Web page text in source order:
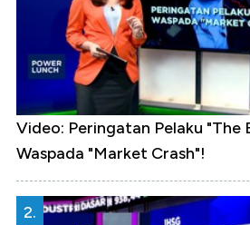
Video: Peringatan Pelaku "The
Waspada "Market Crash"!
2.